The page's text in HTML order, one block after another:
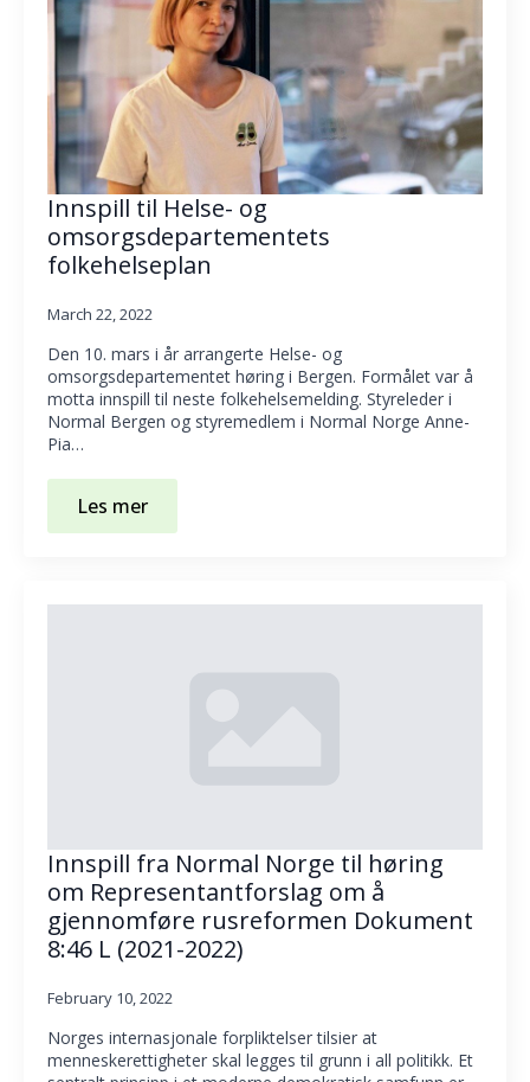
Innspill til Helse- og
omsorgsdepartementets
folkehelseplan
March 22, 2022
Den 10. mars i år arrangerte Helse- og
omsorgsdepartementet høring i Bergen. Formålet var å
motta innspill til neste folkehelsemelding. Styreleder i
Normal Bergen og styremedlem i Normal Norge Anne-
Pia…
Les mer
Innspill fra Normal Norge til høring
om Representantforslag om å
gjennomføre rusreformen Dokument
8:46 L (2021-2022)
February 10, 2022
Norges internasjonale forpliktelser tilsier at
menneskerettigheter skal legges til grunn i all politikk. Et